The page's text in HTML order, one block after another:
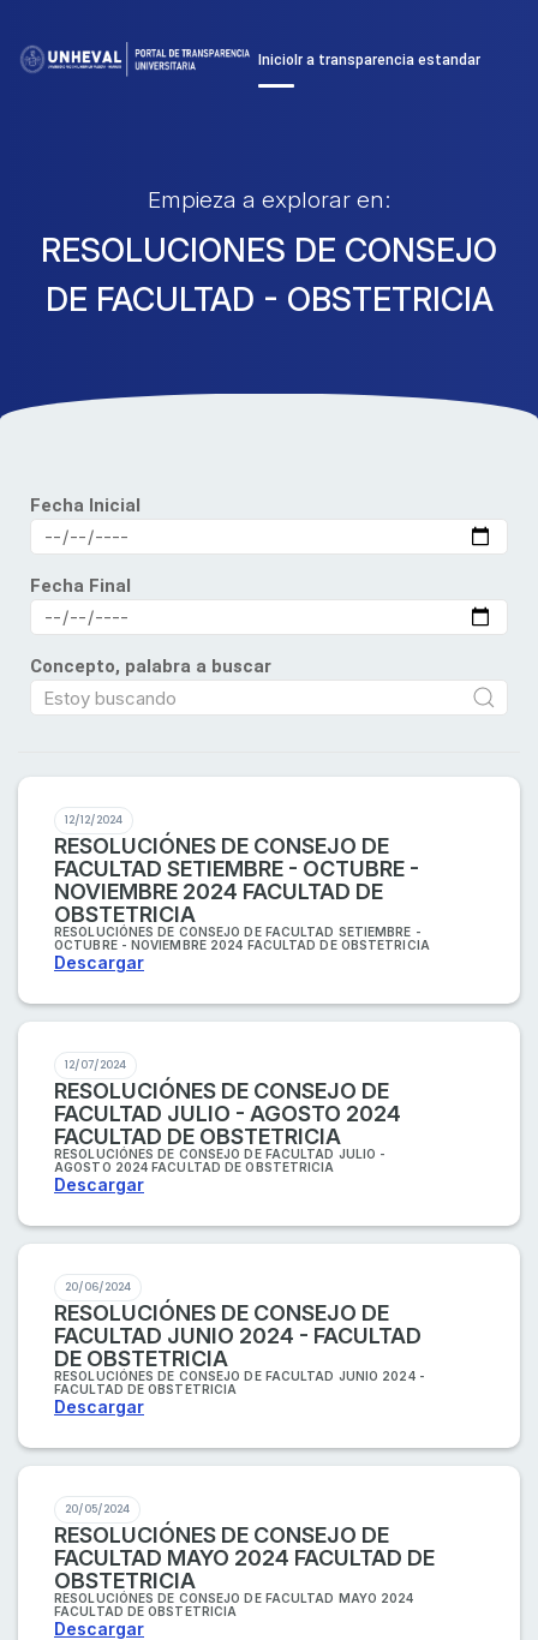
Inicio Ir a transparencia estandar
Empieza a explorar en:
RESOLUCIONES DE CONSEJO
DE FACULTAD - OBSTETRICIA
Fecha Inicial
Fecha Final
Concepto, palabra a buscar
12/12/2024
RESOLUCIÓNES DE CONSEJO DE
FACULTAD SETIEMBRE - OCTUBRE -
NOVIEMBRE 2024 FACULTAD DE
OBSTETRICIA
RESOLUCIÓNES DE CONSEJO DE FACULTAD SETIEMBRE -
OCTUBRE - NOVIEMBRE 2024 FACULTAD DE OBSTETRICIA
Descargar
12/07/2024
RESOLUCIÓNES DE CONSEJO DE
FACULTAD JULIO - AGOSTO 2024
FACULTAD DE OBSTETRICIA
RESOLUCIÓNES DE CONSEJO DE FACULTAD JULIO -
AGOSTO 2024 FACULTAD DE OBSTETRICIA
Descargar
20/06/2024
RESOLUCIÓNES DE CONSEJO DE
FACULTAD JUNIO 2024 - FACULTAD
DE OBSTETRICIA
RESOLUCIÓNES DE CONSEJO DE FACULTAD JUNIO 2024 -
FACULTAD DE OBSTETRICIA
Descargar
20/05/2024
RESOLUCIÓNES DE CONSEJO DE
FACULTAD MAYO 2024 FACULTAD DE
OBSTETRICIA
RESOLUCIÓNES DE CONSEJO DE FACULTAD MAYO 2024
FACULTAD DE OBSTETRICIA
Descargar